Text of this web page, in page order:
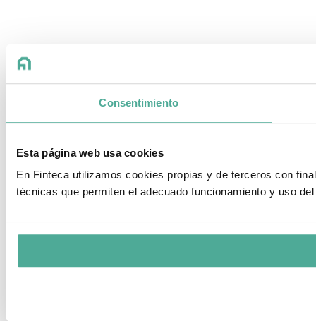
Consentimiento
Esta página web usa cookies
En Finteca utilizamos cookies propias y de terceros con
técnicas que permiten el adecuado funcionamiento y uso